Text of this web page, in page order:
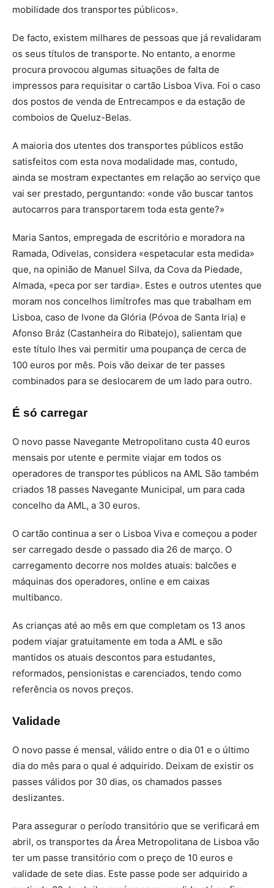
mobilidade dos transportes públicos».
De facto, existem milhares de pessoas que já revalidaram
os seus títulos de transporte. No entanto, a enorme
procura provocou algumas situações de falta de
impressos para requisitar o cartão Lisboa Viva. Foi o caso
dos postos de venda de Entrecampos e da estação de
comboios de Queluz-Belas.
A maioria dos utentes dos transportes públicos estão
satisfeitos com esta nova modalidade mas, contudo,
ainda se mostram expectantes em relação ao serviço que
vai ser prestado, perguntando: «onde vão buscar tantos
autocarros para transportarem toda esta gente?»
Maria Santos, empregada de escritório e moradora na
Ramada, Odivelas, considera «espetacular esta medida»
que, na opinião de Manuel Silva, da Cova da Piedade,
Almada, «peca por ser tardia». Estes e outros utentes que
moram nos concelhos limítrofes mas que trabalham em
Lisboa, caso de Ivone da Glória (Póvoa de Santa Iria) e
Afonso Bráz (Castanheira do Ribatejo), salientam que
este título lhes vai permitir uma poupança de cerca de
100 euros por mês. Pois vão deixar de ter passes
combinados para se deslocarem de um lado para outro.
É só carregar
O novo passe Navegante Metropolitano custa 40 euros
mensais por utente e permite viajar em todos os
operadores de transportes públicos na AML São também
criados 18 passes Navegante Municipal, um para cada
concelho da AML, a 30 euros.
O cartão continua a ser o Lisboa Viva e começou a poder
ser carregado desde o passado dia 26 de março. O
carregamento decorre nos moldes atuais: balcões e
máquinas dos operadores, online e em caixas
multibanco.
As crianças até ao mês em que completam os 13 anos
podem viajar gratuitamente em toda a AML e são
mantidos os atuais descontos para estudantes,
reformados, pensionistas e carenciados, tendo como
referência os novos preços.
Validade
O novo passe é mensal, válido entre o dia 01 e o último
dia do mês para o qual é adquirido. Deixam de existir os
passes válidos por 30 dias, os chamados passes
deslizantes.
Para assegurar o período transitório que se verificará em
abril, os transportes da Área Metropolitana de Lisboa vão
ter um passe transitório com o preço de 10 euros e
validade de sete dias. Este passe pode ser adquirido a